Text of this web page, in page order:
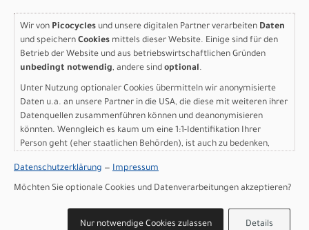
Griffe: Syncros Comfort Lock On grips
Sattel: DDK Vacuum Saddle
Sattelstütze: HL SP C212, 31.6mm, Black
Pedale: Feimin FP-803, w/Reflector
Gewicht: 13,63 kg
Empfehlung Mindestgröße: 163 cm
Empfehlung Maximalgröße: 175 cm
Zulässiges Gesamtgewicht: 130 kg
Herstellerdaten gem. GPSR
Gutenbergstrasse 27
Wir von Picocycles und unsere digitalen Partner verarbeiten Daten
und speichern Cookies mittels dieser Website. Einige sind für den
Betrieb der Website und aus betriebswirtschaftlichen Gründen
unbedingt notwendig, andere sind optional.
Unter Nutzung optionaler Cookies übermitteln wir anonymisierte
Daten u.a. an unsere Partner in die USA, die diese mit weiteren ihrer
Datenquellen zusammenführen können und deanonymisieren
könnten. Wenngleich es kaum um eine 1:1-Identifikation Ihrer
Person geht (eher staatlichen Behörden), ist auch zu bedenken,
sind wie bei uns in der Europäischen Union.
Datenschutzerklärung — Impressum
Möchten Sie optionale Cookies und Datenverarbeitungen akzeptieren?
Details
Nur notwendige Cookies zulassen